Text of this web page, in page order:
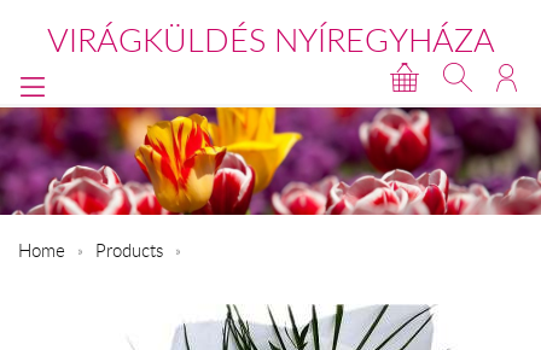
VIRÁGKÜLDÉS NYÍREGYHÁZA
Home Products